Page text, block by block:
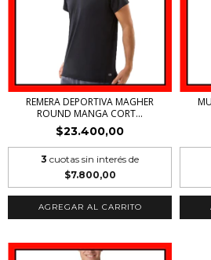
REMERA DEPORTIVA MAGHER
ROUND MANGA CORT...
$23.400,00
3 cuotas sin interés de
$7.800,00
AGREGAR AL CARRITO